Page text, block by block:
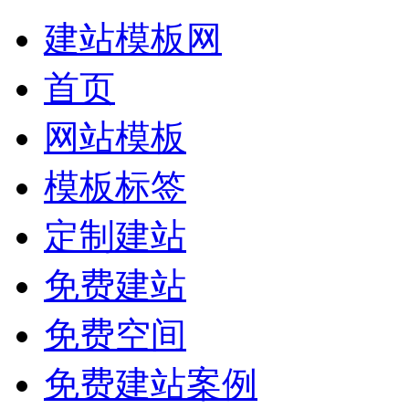
建站模板网
首页
网站模板
模板标签
定制建站
免费建站
免费空间
免费建站案例